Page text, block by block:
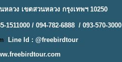
ลวง เขตสวนหลวง กรุงเทพฯ 10250
/ 094-782-6888 / 093-570-3000
Line Id : @freebirdtour